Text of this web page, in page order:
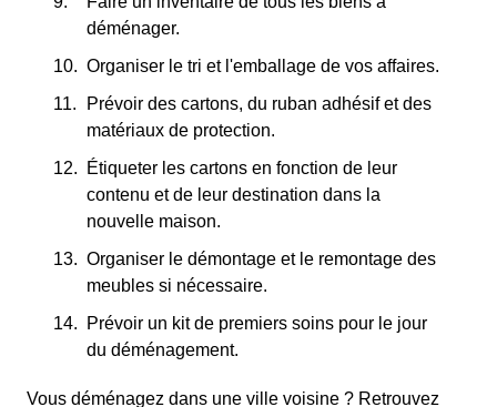
déménager.
Organiser le tri et l'emballage de vos affaires.
Prévoir des cartons, du ruban adhésif et des
matériaux de protection.
Étiqueter les cartons en fonction de leur
contenu et de leur destination dans la
nouvelle maison.
Organiser le démontage et le remontage des
meubles si nécessaire.
Prévoir un kit de premiers soins pour le jour
du déménagement.
Vous déménagez dans une ville voisine ? Retrouvez